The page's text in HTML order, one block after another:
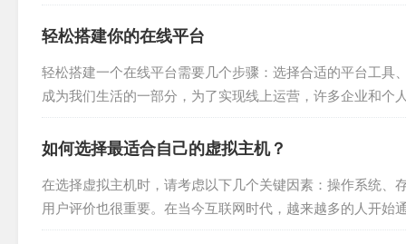
的重要指标之一，优秀的服务器通常能够提供稳定的网络连
轻松搭建你的在线平台
轻松搭建一个在线平台需要几个步骤：选择合适的平台工
成为我们生活的一部分，为了实现线上运营，许多企业和
服务器解决方案，以其经济实惠、易于管理和扩展的特点，
如何选择最适合自己的虚拟主机？
在选择虚拟主机时，请考虑以下几个关键因素：操作系统
用户评价也很重要。在当今互联网时代，越来越多的人开
算机资源的模式，它允许用户在自己的电脑上运行各种应用